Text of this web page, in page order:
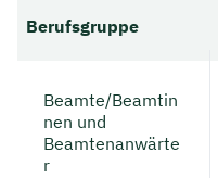
Berufsgruppe
Beamte/Beamtin
nen und
Beamtenanwärte
r